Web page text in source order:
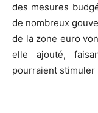
des mesures
de nombreux
de la zone euro
elle ajouté,
pourraient stimuler